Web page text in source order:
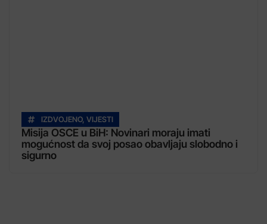
IZDVOJENO, VIJESTI
Misija OSCE u BiH: Novinari moraju imati
mogućnost da svoj posao obavljaju slobodno i
sigurno